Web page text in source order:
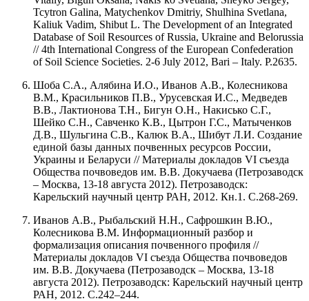
Tcytron Galina, Matychenkov Dmitriy, Shulhina Svetlana,
Kaliuk Vadim, Shibut L. The Development of an Integrated
Database of Soil Resources of Russia, Ukraine and Belorussia
// 4th International Congress of the European Confederation
of Soil Science Societies. 2-6 July 2012, Bari – Italy. P.2635.
Шоба С.А., Алябина И.О., Иванов А.В., Колесникова
В.М., Красильников П.В., Урусевская И.С., Медведев
В.В., Лактионова Т.Н., Бигун О.Н., Накисько С.Г.,
Шейко С.Н., Савченко К.В., Цытрон Г.С., Матыченков
Д.В., Шульгина С.В., Калюк В.А., Шибут Л.И. Создание
единой базы данных почвенных ресурсов России,
Украины и Беларуси // Материалы докладов VI съезда
Общества почвоведов им. В.В. Докучаева (Петрозаводск
– Москва, 13-18 августа 2012). Петрозаводск:
Карельский научный центр РАН, 2012. Кн.1. С.268-269.
Иванов А.В., Рыбальский Н.Н., Сафрошкин В.Ю.,
Колесникова В.М. Информационный разбор и
формализация описания почвенного профиля //
Материалы докладов VI съезда Общества почвоведов
им. В.В. Докучаева (Петрозаводск – Москва, 13-18
августа 2012). Петрозаводск: Карельский научный центр
РАН, 2012. С.242–244.